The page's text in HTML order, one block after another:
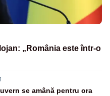
„România este într-o
se amână pentru ora